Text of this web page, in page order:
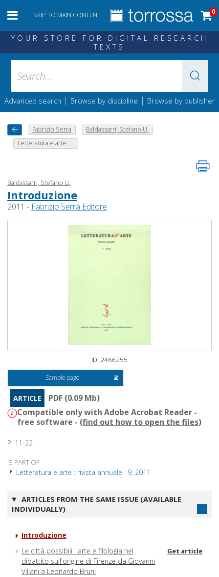
SKIP TO MAIN CONTENT 0
YOUR STORE FOR DIGITAL RESEARCH
TEXTS
Advanced search | Browse by discipline | Browse by publisher
Fabrizio Serra
Baldassarri, Stefano U.
Letteratura e arte :...
Baldassarri, Stefano U.
Introduzione
2011 - Fabrizio Serra Editore
ID: 2466255
Sample page
ARTICLE
PDF (0.09 Mb)
Compatible only with Adobe Acrobat Reader -
free software - (find out how to open the files)
P. 11-22
IS PART OF
Letteratura e arte : rivista annuale : 9, 2011
ARTICLES FROM THE SAME ISSUE (AVAILABLE
INDIVIDUALLY)
Introduzione
Le città possibili : arte e filologia nel
dibattito sull'origine di Firenze da Giovanni
Villani a Leonardo Bruni
Get article